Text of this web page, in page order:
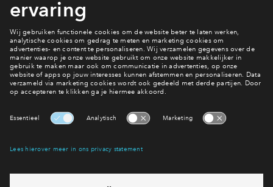
Interesse? Meld je dan snel aan
Hiermee blijf je op de hoogte van het belangrijkste nieuws en
eventuele projecten
Ja, ik wil mij aanmelden
Heb je een vraag en wil je direct antwoord? Bel ons op
feestdagen)